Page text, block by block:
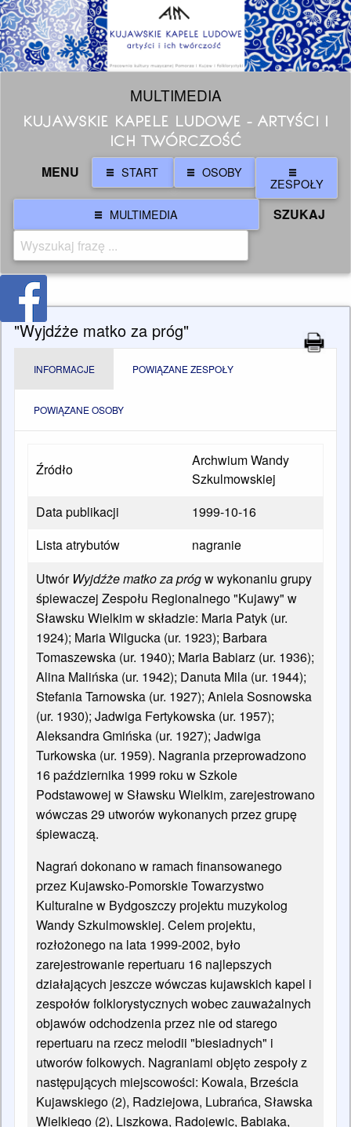
MULTIMEDIA
KUJAWSKIE KAPELE LUDOWE - ARTYŚCI I
ICH TWÓRCZOŚĆ
MENU START OSOBY
ZESPOŁY
MULTIMEDIA
SZUKAJ
"Wyjdźże matko za próg"
INFORMACJE POWIĄZANE ZESPOŁY
POWIĄZANE OSOBY
Źródło
Archwium Wandy
Szkulmowskiej
Data publikacji
1999-10-16
Lista atrybutów
nagranie
Utwór Wyjdźże matko za prógw wykonaniu grupy
śpiewaczej Zespołu Regionalnego "Kujawy" w
Sławsku Wielkim w składzie: Maria Patyk (ur.
1924); Maria Wilgucka (ur. 1923); Barbara
Tomaszewska (ur. 1940); Maria Babiarz (ur. 1936);
Alina Malińska (ur. 1942); Danuta Mila (ur. 1944);
Stefania Tarnowska (ur. 1927); Aniela Sosnowska
(ur. 1930); Jadwiga Fertykowska (ur. 1957);
Aleksandra Gmińska (ur. 1927); Jadwiga
Turkowska (ur. 1959). Nagrania przeprowadzono
16 października 1999 roku w Szkole
Podstawowej w Sławsku Wielkim, zarejestrowano
wówczas 29 utworów wykonanych przez grupę
śpiewaczą.
Nagrań dokonano w ramach finansowanego
przez Kujawsko-Pomorskie Towarzystwo
Kulturalne w Bydgoszczy projektu muzykolog
Wandy Szkulmowskiej. Celem projektu,
rozłożonego na lata 1999-2002, było
zarejestrowanie repertuaru 16 najlepszych
działających jeszcze wówczas kujawskich kapel i
zespołów folklorystycznych wobec zauważalnych
objawów odchodzenia przez nie od starego
repertuaru na rzecz melodii "biesiadnych" i
utworów folkowych. Nagraniami objęto zespoły z
następujących miejscowości: Kowala, Brześcia
Kujawskiego (2), Radziejowa, Lubrańca, Sławska
Wielkiego (2), Liszkowa, Radojewic, Babiaka,